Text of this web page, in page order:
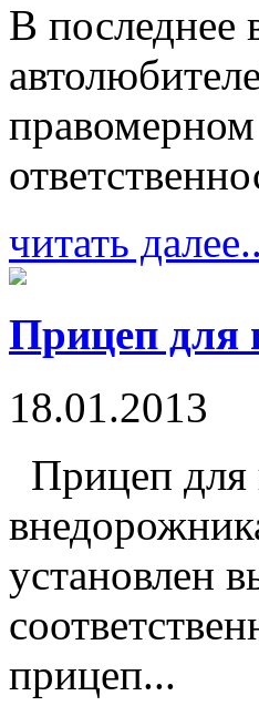
В последнее
читать
Прицеп для
18.01.2013
Прицеп
установлен
прицеп...